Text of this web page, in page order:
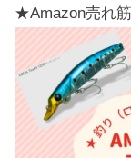
★Amazon売れ